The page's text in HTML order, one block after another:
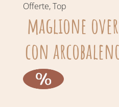
Offerte,Top
maglione
con